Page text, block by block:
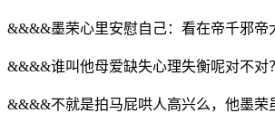
&&&&墨荣心里安慰自己：看在帝千邪帝
&&&&谁叫他母爱缺失心理失衡呢对不对
&&&&不就是拍马屁哄人高兴么，他墨荣